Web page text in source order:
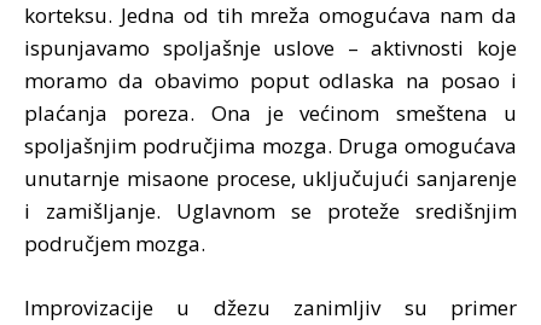
korteksu. Jedna od tih mreža omogućava nam da
ispunjavamo spoljašnje uslove – aktivnosti koje
moramo da obavimo poput odlaska na posao i
plaćanja poreza. Ona je većinom smeštena u
spoljašnjim područjima mozga. Druga omogućava
unutarnje misaone procese, uključujući sanjarenje
i zamišljanje. Uglavnom se proteže središnjim
područjem mozga.
Improvizacije u džezu zanimljiv su primer